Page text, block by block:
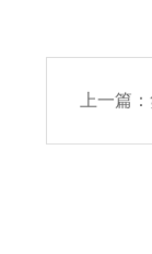
上一篇：